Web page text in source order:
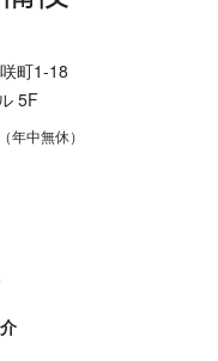
町1-18
5F
中無休）